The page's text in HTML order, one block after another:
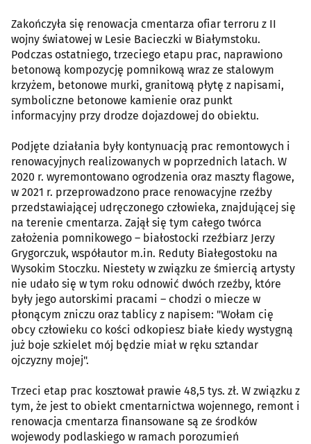
Zakończyła się renowacja cmentarza ofiar terroru z II
wojny światowej w Lesie Bacieczki w Białymstoku.
Podczas ostatniego, trzeciego etapu prac, naprawiono
betonową kompozycję pomnikową wraz ze stalowym
krzyżem, betonowe murki, granitową płytę z napisami,
symboliczne betonowe kamienie oraz punkt
informacyjny przy drodze dojazdowej do obiektu.
Podjęte działania były kontynuacją prac remontowych i
renowacyjnych realizowanych w poprzednich latach. W
2020 r. wyremontowano ogrodzenia oraz maszty flagowe,
w 2021 r. przeprowadzono prace renowacyjne rzeźby
przedstawiającej udręczonego człowieka, znajdującej się
na terenie cmentarza. Zajął się tym całego twórca
założenia pomnikowego – białostocki rzeźbiarz Jerzy
Grygorczuk, współautor m.in. Reduty Białegostoku na
Wysokim Stoczku. Niestety w związku ze śmiercią artysty
nie udało się w tym roku odnowić dwóch rzeźby, które
były jego autorskimi pracami – chodzi o miecze w
płonącym zniczu oraz tablicy z napisem: "Wołam cię
obcy człowieku co kości odkopiesz białe kiedy wystygną
już boje szkielet mój będzie miał w ręku sztandar
ojczyzny mojej".
Trzeci etap prac kosztował prawie 48,5 tys. zł. W związku z
tym, że jest to obiekt cmentarnictwa wojennego, remont i
renowacja cmentarza finansowane są ze środków
wojewody podlaskiego w ramach porozumień